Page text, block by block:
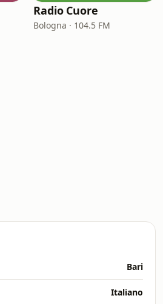
Radio Cuore
Bologna · 104.5 FM
Bari
Italiano